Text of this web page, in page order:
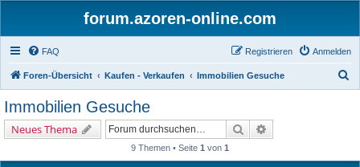
forum.azoren-online.com
FAQ Anmelden
Registrieren
Foren-Übersicht Kaufen - Verkaufen Immobilien Gesuche
Immobilien Gesuche
Neues Thema Suche
9 Themen • Seite 1 von 1